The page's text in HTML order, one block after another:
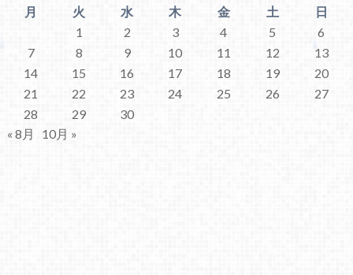
月
火 水 木 金 土
日
1
2 3 4 5
6
7
8 9 10 11 12
13
14
15 16 17 18 19
20
21
22 23 24 25 26
27
28
29
30
« 8月
10月 »